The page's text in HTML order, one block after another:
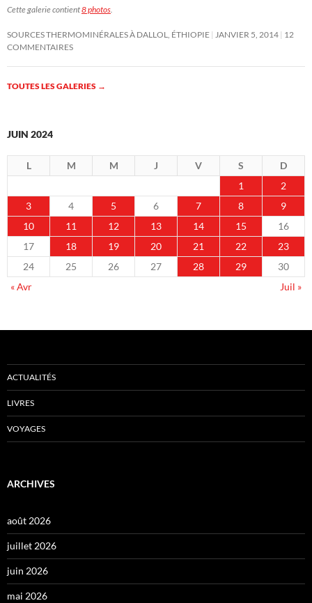
Cette galerie contient8 photos
SOURCES THERMOMINÉRALES À DALLOL, ÉTHIOPIE JANVIER 5, 2014 12
COMMENTAIRES
TOUTES LES GALERIES →
JUIN 2024
L M M J V S
D
1
2
3
4 5 6 7 8
9
10
11 12 13 14 15
16
17
18 19 20 21 22
23
24
25 26 27 28 29
30
« Avr
Juil »
ACTUALITÉS
LIVRES
VOYAGES
ARCHIVES
août 2026
juillet 2026
juin 2026
mai 2026